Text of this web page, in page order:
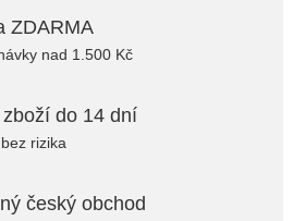
ZDARMA
nad 1.500 Kč
do 14 dní
rizika
český obchod